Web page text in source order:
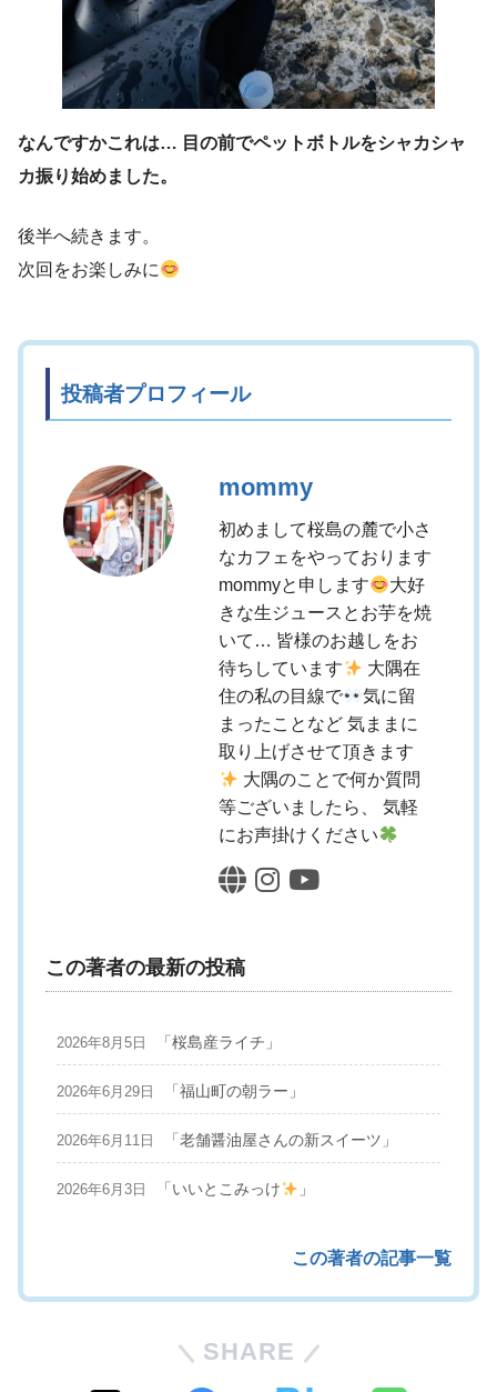
なんですかこれは… 目の前でペットボトルをシャカシャ
カ振り始めました。
後半へ続きます。
次回をお楽しみに
投稿者プロフィール
mommy
初めまして桜島の麓で小さ
なカフェをやっております
mommyと申します
大好
きな生ジュースとお芋を焼
いて… 皆様のお越しをお
待ちしています
大隅在
住の私の目線で
気に留
まったことなど 気ままに
取り上げさせて頂きます
大隅のことで何か質問
等ございましたら、 気軽
にお声掛けください
この著者の最新の投稿
2026年8月5日 「桜島産ライチ」
2026年6月29日 「福山町の朝ラー」
2026年6月11日 「老舗醤油屋さんの新スイーツ」
2026年6月3日 「いいとこみっけ 」
この著者の記事一覧
SHARE